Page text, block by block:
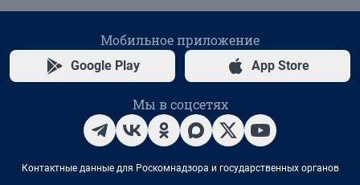
Мобильное приложение
Google Play App Store
Мы в соцсетях
Контактные данные для Роскомнадзора и государственных органов